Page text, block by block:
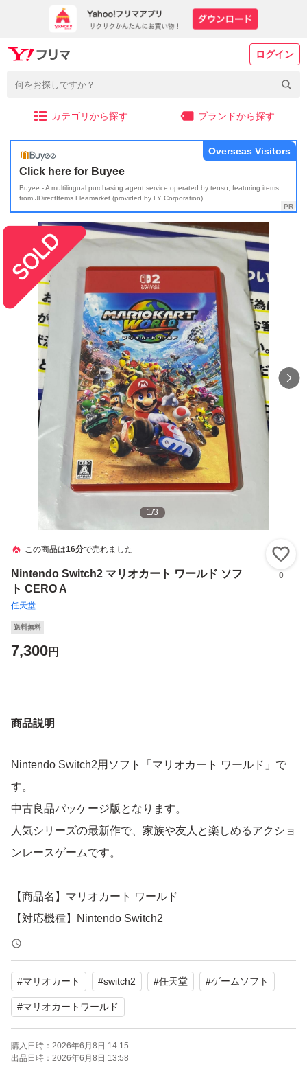
ログイン
カテゴリから探す ブランドから探す
Click here for Buyee
Buyee - A multilingual purchasing agent service operated by tenso, featuring items
from JDirectItems Fleamarket (provided by LY Corporation)
Overseas Visitors
1/3
この商品は16分で売れました
Nintendo Switch2 マリオカート ワールド ソフ
ト CERO A
任天堂
0
送料無料
7,300円
商品説明
Nintendo Switch2用ソフト「マリオカート ワールド」で
す。
中古良品パッケージ版となります。
人気シリーズの最新作で、家族や友人と楽しめるアクショ
ンレースゲームです。
【商品名】マリオカート ワールド
【対応機種】Nintendo Switch2
【CERO】A（全年齢対象）
【状態】中古良品
コレクション整理のため出品いたします。丁寧に梱包して
発送させていただきます。
#マリオカート #switch2 #任天堂 #ゲームソフト
#マリオカートワールド
購入日時： 2026年6月8日 14:15
出品日時： 2026年6月8日 13:58